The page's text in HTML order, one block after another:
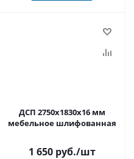
ДСП 2750х1830х16 мм
мебельное шлифованная
1 650 руб./шт